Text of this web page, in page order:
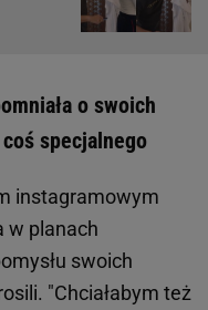
o swoich
specjalnego
instagramowym
w planach
swoich
"Chciałabym też